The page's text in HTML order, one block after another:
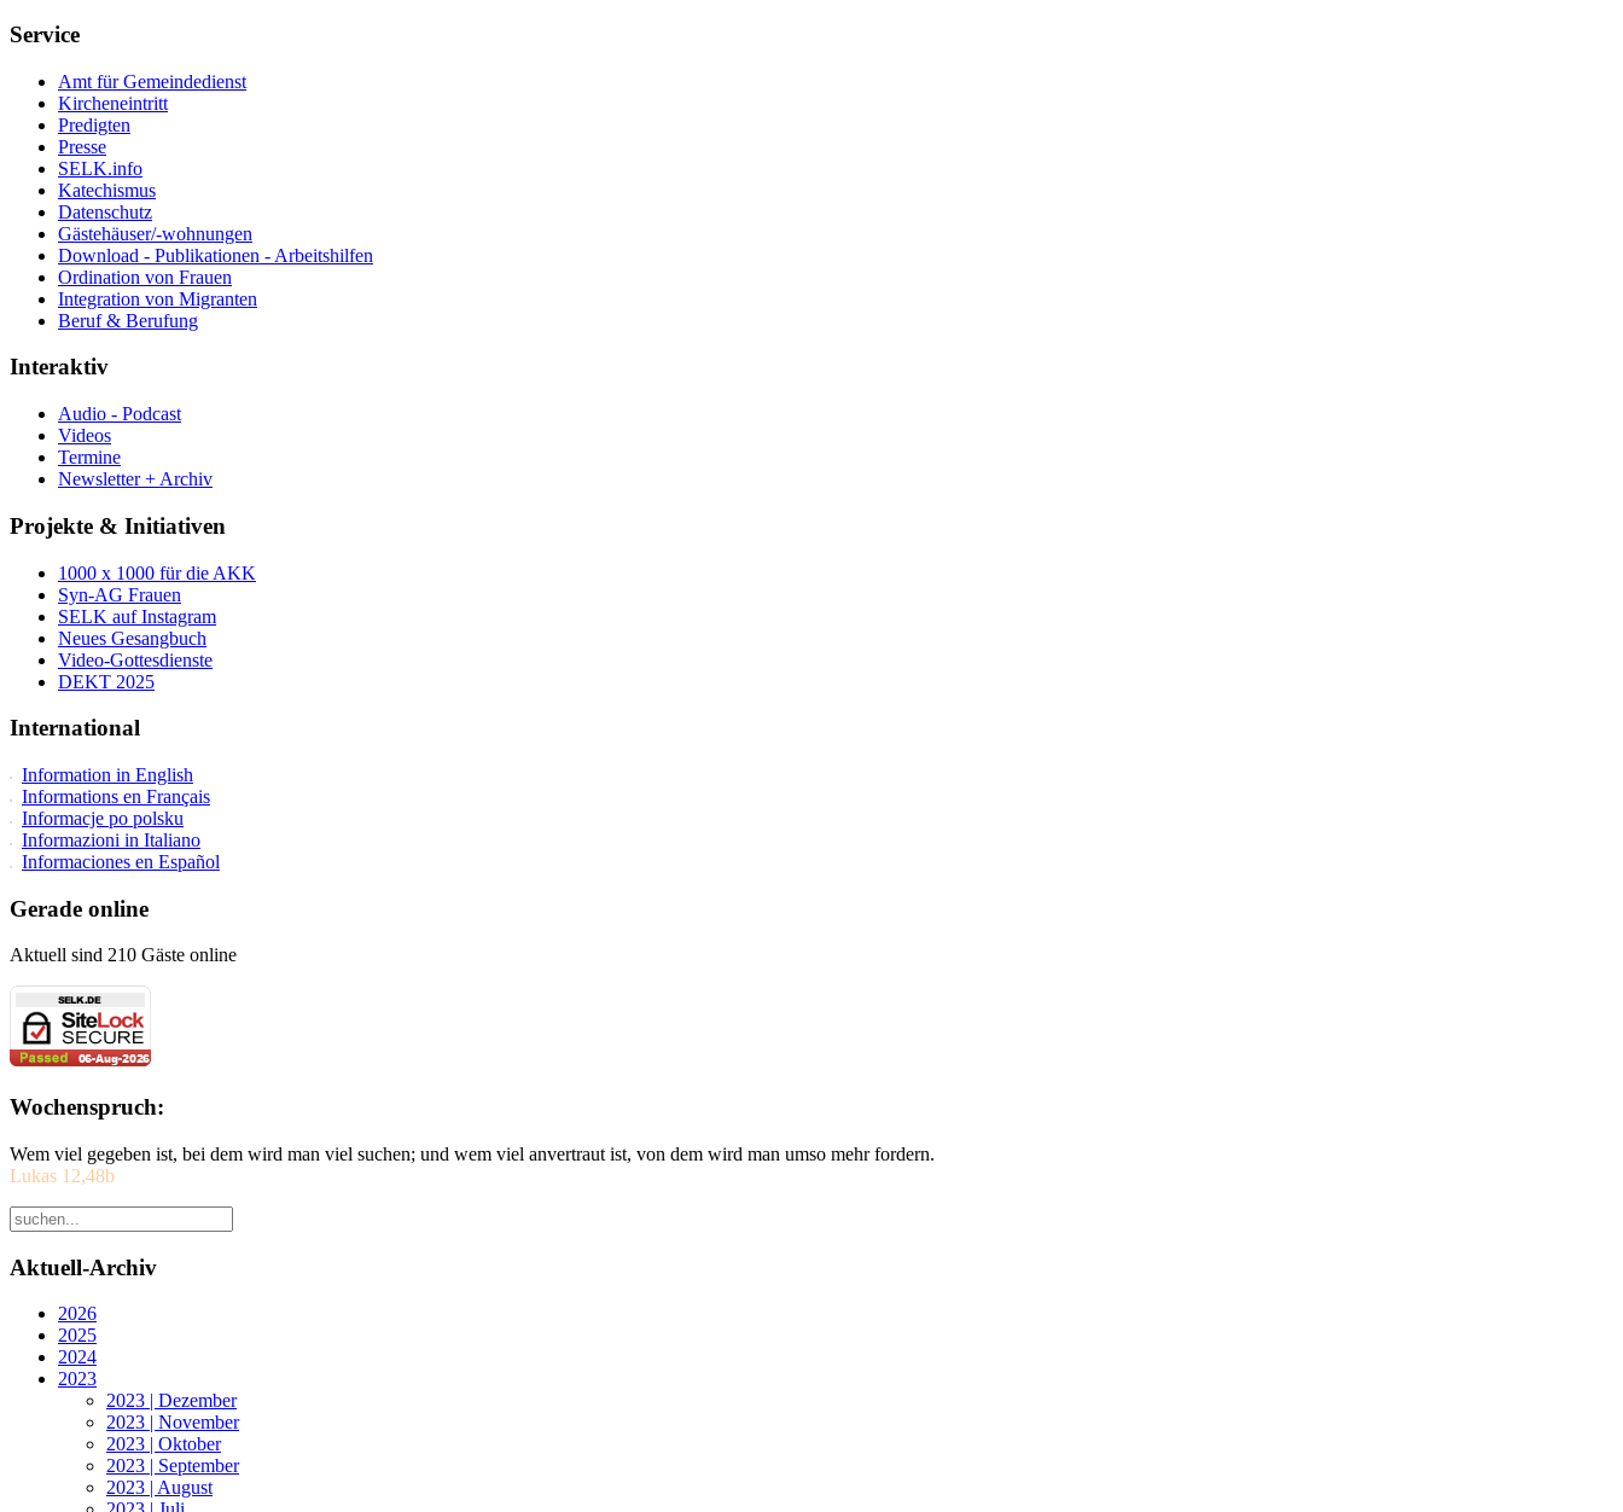
Service
Amt für Gemeindedienst
Kircheneintritt
Predigten
Presse
SELK.info
Katechismus
Datenschutz
Gästehäuser/-wohnungen
Download - Publikationen - Arbeitshilfen
Ordination von Frauen
Integration von Migranten
Beruf & Berufung
Interaktiv
Audio - Podcast
Videos
Termine
Newsletter + Archiv
Projekte & Initiativen
1000 x 1000 für die AKK
Syn-AG Frauen
SELK auf Instagram
Neues Gesangbuch
Video-Gottesdienste
DEKT 2025
International
Information in English
Informations en Français
Informacje po polsku
Informazioni in Italiano
Informaciones en Español
Gerade online
Aktuell sind 210 Gäste online
Wochenspruch:
Wem viel gegeben ist, bei dem wird man viel suchen; und wem viel anvertraut ist, von dem wird man umso mehr fordern.
Lukas 12,48b
Aktuell-Archiv
2026
2025
2024
2023
2023 | Dezember
2023 | November
2023 | Oktober
2023 | September
2023 | August